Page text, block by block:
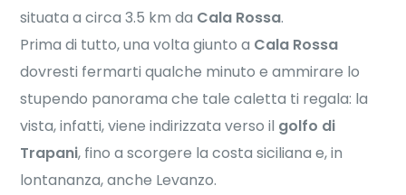
situata a circa 3.5 km da Cala Rossa.
Prima di tutto, una volta giunto a Cala Rossa
dovresti fermarti qualche minuto e ammirare lo
stupendo panorama che tale caletta ti regala: la
vista, infatti, viene indirizzata verso il golfo di
Trapani, fino a scorgere la costa siciliana e, in
lontananza, anche Levanzo.